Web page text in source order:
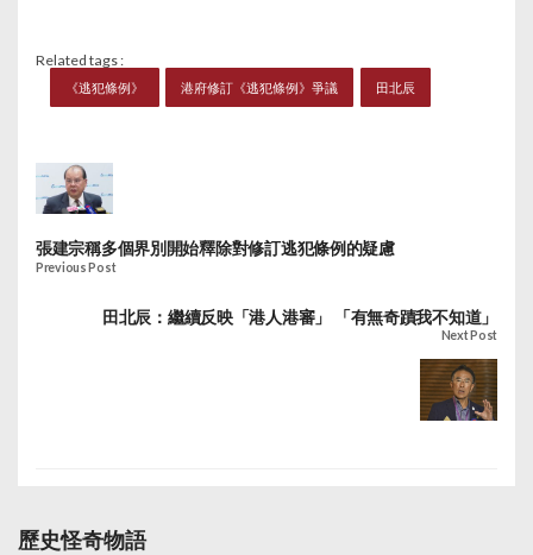
Related tags :
《逃犯條例》 港府修訂《逃犯條例》爭議 田北辰
張建宗稱多個界別開始釋除對修訂逃犯條例的疑慮
Previous Post
田北辰：繼續反映「港人港審」 「有無奇蹟我不知道」
Next Post
歷史怪奇物語